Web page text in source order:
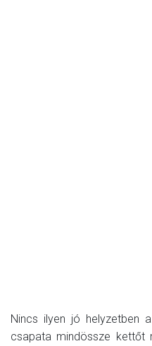
Nincs ilyen jó helyzetben
csapata mindössze kettőt